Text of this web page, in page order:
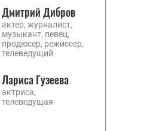
Дмитрий Дибров
актер, журналист,
музыкант, певец,
продюсер, режиссер,
телеведущий
Лариса Гузеева
актриса,
телеведущая